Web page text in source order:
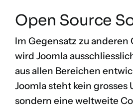
Open Source
Im Gegensatz zu anderen
wird Joomla
aus allen Bereichen
Joomla steht kein grosses
sondern eine weltweite